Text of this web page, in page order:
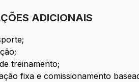
ADICIONAIS
treinamento;
fixa e comissionamento